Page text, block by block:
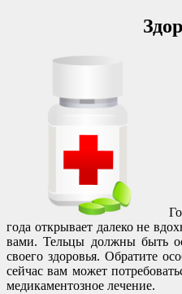
года открывает далеко не
вами. Тельцы должны быть
своего здоровья. Обратите
сейчас вам может
медикаментозное лечение.